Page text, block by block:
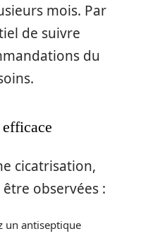
mois. Par
de suivre
du
cicatrisation,
observées :
un antiseptique